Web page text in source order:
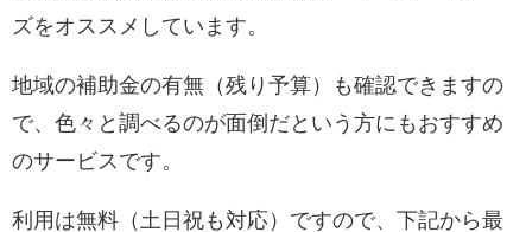
ズをオススメしています。
地域の補助金の有無（残り予算）も確認できますの
で、色々と調べるのが面倒だという方にもおすすめ
のサービスです。
利用は無料（土日祝も対応）ですので、下記から最